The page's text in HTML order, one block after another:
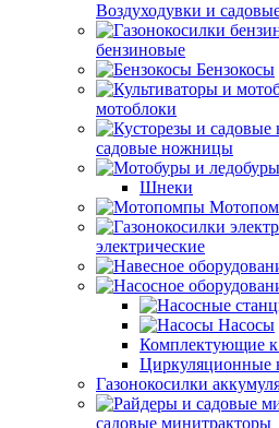
Воздуходувки и
бензиновые
Бензокосы
мотоблоки
садовые ножницы
Шнеки
электрические
Насосы
Комплектующие к
Циркуляционные
Газонокосилки
садовые минитракторы